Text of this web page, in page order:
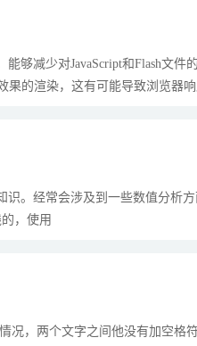
够减少对JavaScript和Flash文件
果的渲染，这有可能导致浏览器
识。经常会涉及到一些数值分析
，使用
况，两个文字之间他没有加空格